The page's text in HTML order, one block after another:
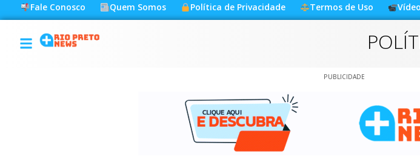
Fale Conosco Quem Somos Política de Privacidade Termos de Uso
PUBLICIDADE